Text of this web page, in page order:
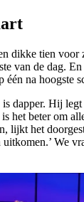
dikke tien
van de dag. En
één na hoogste
dapper. Hij
het beter om
lijkt het
We